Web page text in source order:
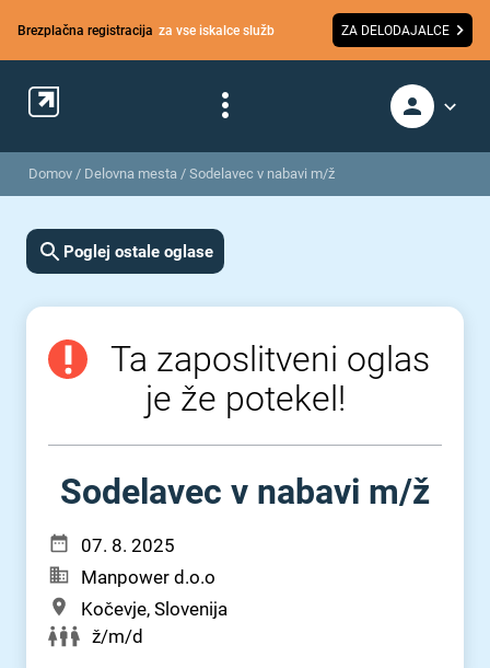
Brezplačna registracija za vse iskalce služb ZA DELODAJALCE
Domov / Delovna mesta / Sodelavec v nabavi m/ž
Poglej ostale oglase
Ta zaposlitveni oglas
je že potekel!
Sodelavec v nabavi m⁠/⁠ž
07. 8. 2025
Manpower d.o.o
Kočevje, Slovenija
ž/m/d